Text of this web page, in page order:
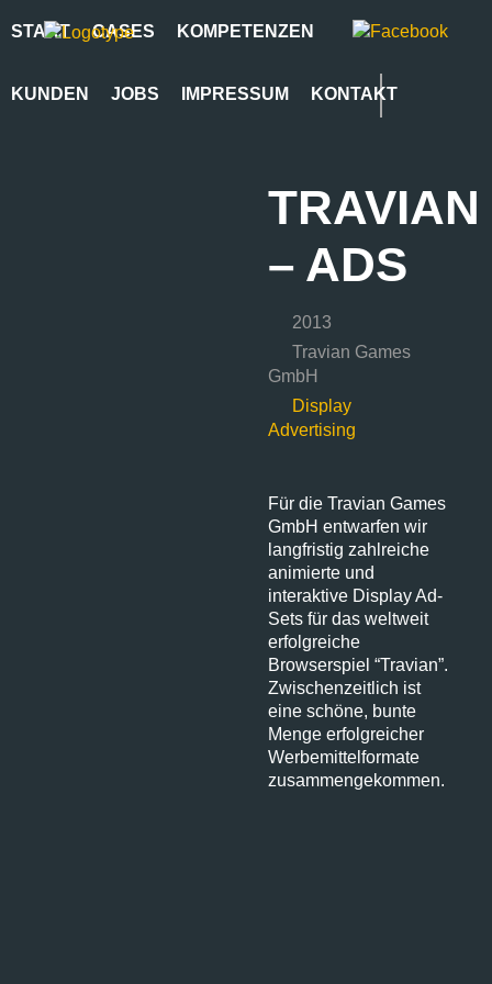
START CASES KOMPETENZEN
KUNDEN JOBS IMPRESSUM KONTAKT
TRAVIAN
– ADS
2013
Travian Games
GmbH
Display
Advertising
Für die Travian Games
GmbH entwarfen wir
langfristig zahlreiche
animierte und
interaktive Display Ad-
Sets für das weltweit
erfolgreiche
Browserspiel “Travian”.
Zwischenzeitlich ist
eine schöne, bunte
Menge erfolgreicher
Werbemittelformate
zusammengekommen.